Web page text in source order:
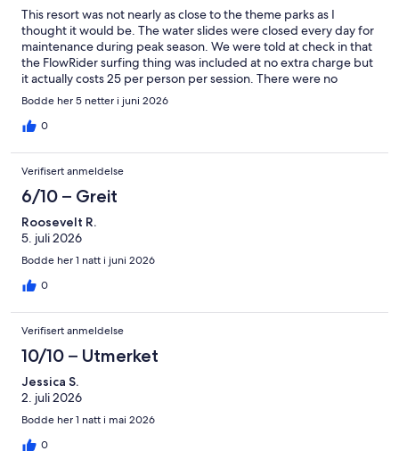
This resort was not nearly as close to the theme parks as I
thought it would be. The water slides were closed every day for
maintenance during peak season. We were told at check in that
the FlowRider surfing thing was included at no extra charge but
it actually costs 25 per person per session. There were no
luggage carts available even when we asked at the front desk.
The bed was extremely uncomfortable. Additional hidden fees
were not clearly disclosed in the listing until after we booked.
desk and they had the manager named Memphis call me back.
He told me he’d refund me some of the fees but that never
happened so now I had to dispute the transactions with my
credit card.
Bodde her 5 netter i juni 2026
0
Verifisert anmeldelse
6/10 – Greit
Roosevelt R.
5. juli 2026
Bodde her 1 natt i juni 2026
0
Verifisert anmeldelse
10/10 – Utmerket
Jessica S.
2. juli 2026
Bodde her 1 natt i mai 2026
0